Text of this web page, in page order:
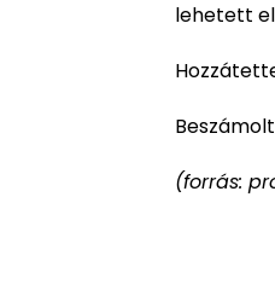
lehetett
(forrás: